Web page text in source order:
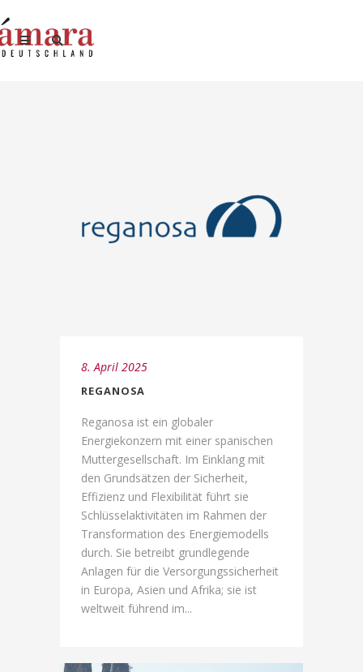
8. April 2025
REGANOSA
Reganosa ist ein globaler
Energiekonzern mit einer spanischen
Muttergesellschaft. Im Einklang mit
den Grundsätzen der Sicherheit,
Effizienz und Flexibilität führt sie
Schlüsselaktivitäten im Rahmen der
Transformation des Energiemodells
durch. Sie betreibt grundlegende
Anlagen für die Versorgungssicherheit
in Europa, Asien und Afrika; sie ist
weltweit führend im...